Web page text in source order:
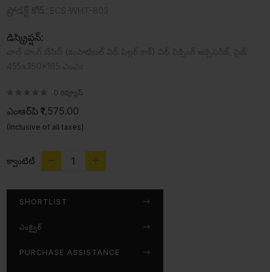
డిస్క్రిప్షన్:
0 రివ్యూస్
ఎంఆర్‌పి ₹1,575.00
(Inclusive of all taxes)
క్వాంటిటీ
SHORTLIST
ఎంక్వైర్
PURCHASE ASSISTANCE